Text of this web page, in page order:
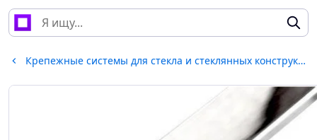
Крепежные системы для стекла и стеклянных конструкций